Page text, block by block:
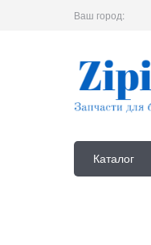
Ваш город:
Каталог